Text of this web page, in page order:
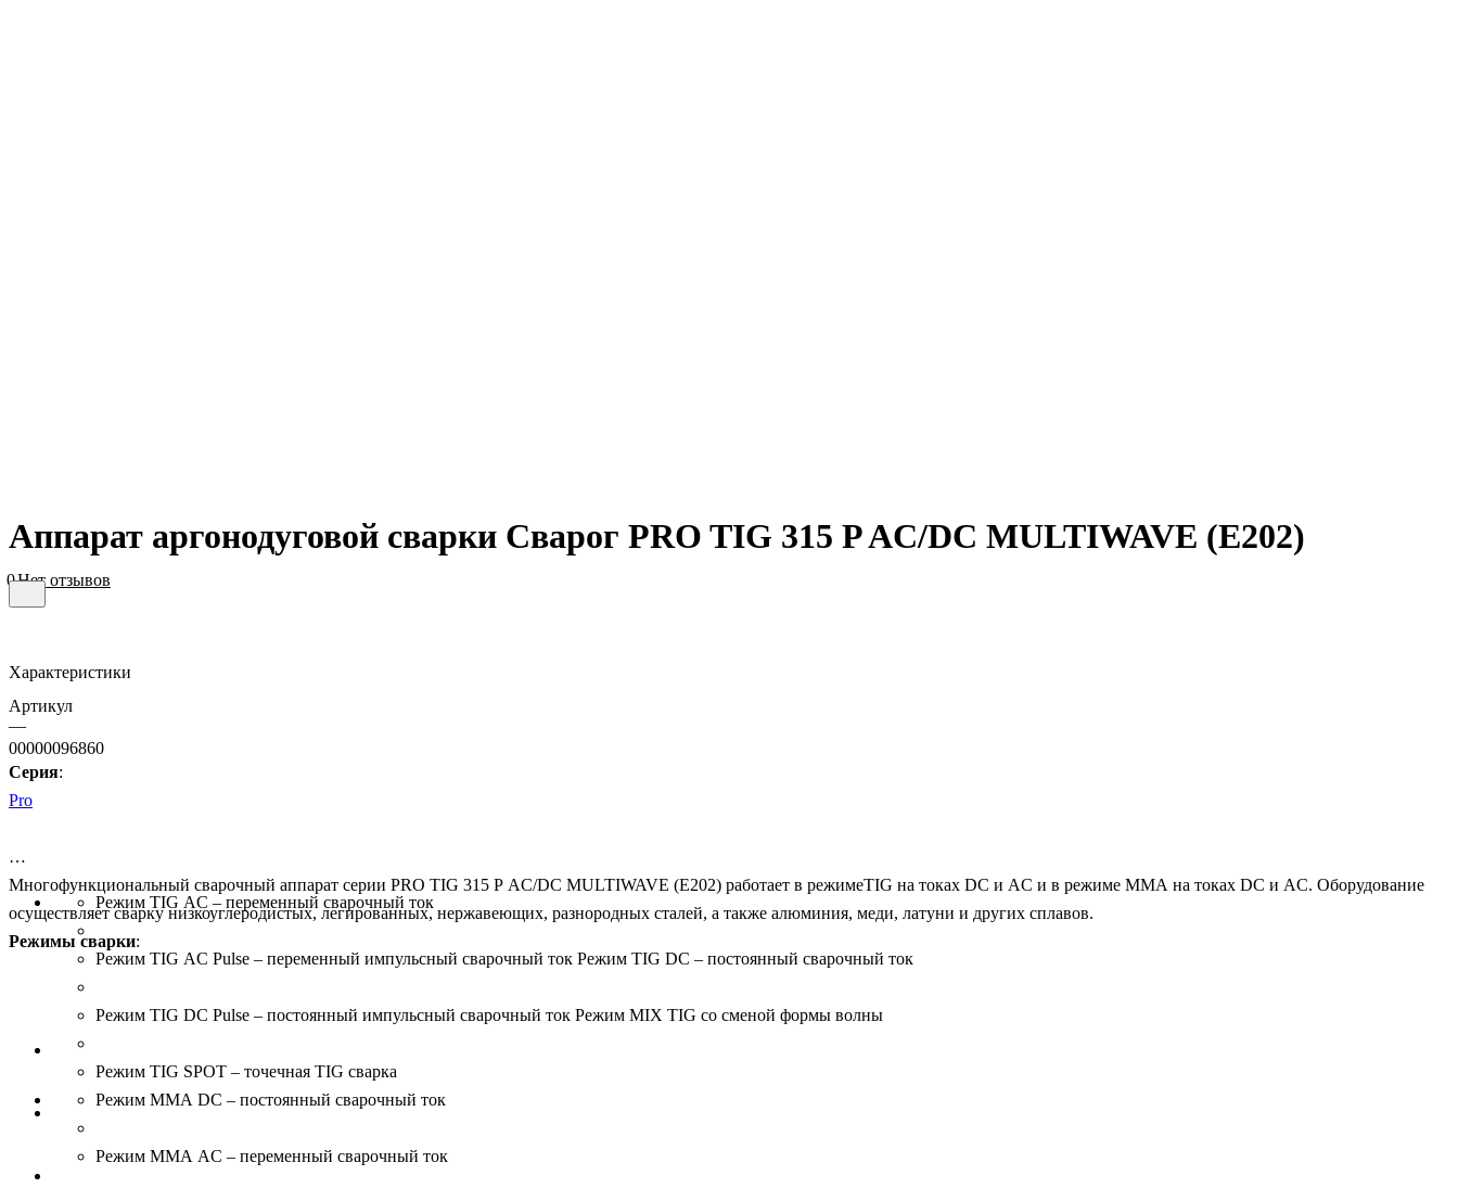
Аппарат аргонодуговой сварки Сварог PRO TIG 315 P AC/DC MULTIWAVE (E202)
0Нет отзывов
Характеристики
Артикул
—
00000096860
Серия:
Pro
Многофункциональный сварочный аппарат серии PRO TIG 315 P AC/DC MULTIWAVE (E202) работает в режимеTIG на токах DC и AC и в режиме MMA на токах DC и AC. Оборудование
осуществляет сварку низкоуглеродистых, легированных, нержавеющих, разнородных сталей, а также алюминия, меди, латуни и других сплавов.
Режимы сварки:
Режим TIG AC – переменный сварочный ток
Режим TIG AC Pulse – переменный импульсный сварочный ток Режим TIG DC – постоянный сварочный ток
Режим TIG DC Pulse – постоянный импульсный сварочный ток Режим MIX TIG со сменой формы волны
Режим TIG SPOT – точечная TIG сварка
Режим MMA DC – постоянный сварочный ток
Режим MMA AC – переменный сварочный ток